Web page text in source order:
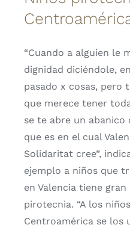
“Cuando a alguien le
dignidad diciéndole,
pasado x cosas, pero
que merece tener
se te abre un abanico
que es en el cual
Solidaritat cree”,
ejemplo a niños que
en Valencia tiene
pirotecnia. “A los
Centroamérica se los